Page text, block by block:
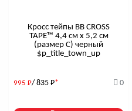
Кросс тейпы BB CROSS
TAPE™ 4,4 см x 5,2 см
(размер С) черный
$р_title_town_up
995 Р/ 835 Р* 0